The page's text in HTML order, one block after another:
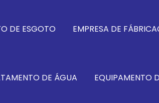
DE ESGOTO EMPRESA DE
DE ÁGUA EQUIPAMENTO